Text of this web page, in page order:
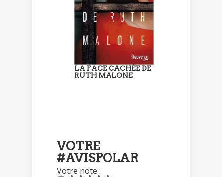
LA FACE CACHÉE DE
RUTH MALONE
VOTRE
#AVISPOLAR
Votre note :